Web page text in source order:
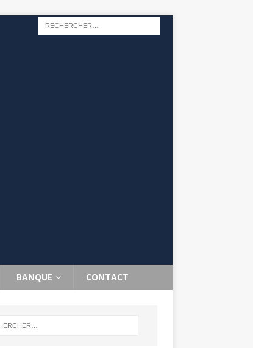
BANQUE CONTACT